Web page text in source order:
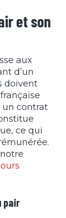
et son
aux
d’un
doivent
un contrat
ce qui
pair